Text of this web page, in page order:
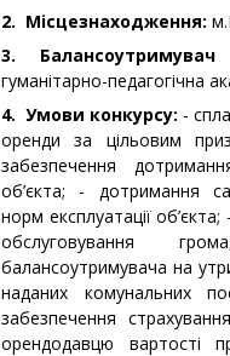
2. Місцезнаходження:
3.
гуманітарно-педагогічна
4. Умови конкурсу: -
оренди за цільовим
забезпечення
об’єкта; - дотримання
норм експлуатації
обслуговування
балансоутримувача на
наданих комунальних
забезпечення
орендодавцю вартості